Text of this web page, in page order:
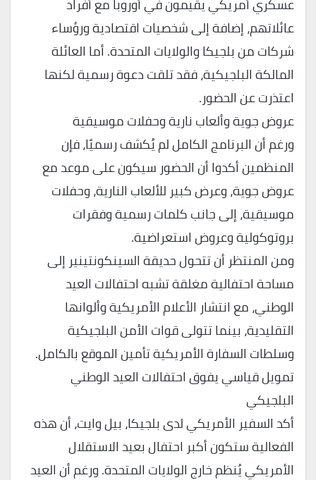
عسكري أمريكي يقيمون في أوروبا مع أفراد
عائلاتهم، إضافة إلى شخصيات اقتصادية ورؤساء
شركات من بلجيكا والولايات المتحدة. أما العائلة
المالكة البلجيكية، فقد تلقت دعوة رسمية لكنها
اعتذرت عن الحضور.
عروض جوية وألعاب نارية وحفلات موسيقية
ورغم أن البرنامج الكامل لم يُكشف رسميًا، فإن
المنظمين أكدوا أن الحضور سيكون على موعد مع
عروض جوية، وعرض كبير للألعاب النارية، وحفلات
موسيقية، إلى جانب كلمات رسمية وفقرات
بروتوكولية وعروض استعراضية.
ومن المنتظر أن تتحول حديقة السينكونتينير إلى
مساحة احتفالية مغلقة تشبه احتفالات العيد
الوطني، مع انتشار الأعلام الأمريكية وألوانها
التقليدية، بينما تتولى قوات الأمن البلجيكية
وسلطات السفارة الأمريكية تأمين الموقع بالكامل.
تمويل قياسي يفوق احتفالات العيد الوطني
البلجيكي
أكد السفير الأمريكي لدى بلجيكا، بيل وايت، أن هذه
الفعالية ستكون أكبر احتفال بعيد الاستقلال
الأمريكي يُنظم خارج الولايات المتحدة. ورغم أن العيد